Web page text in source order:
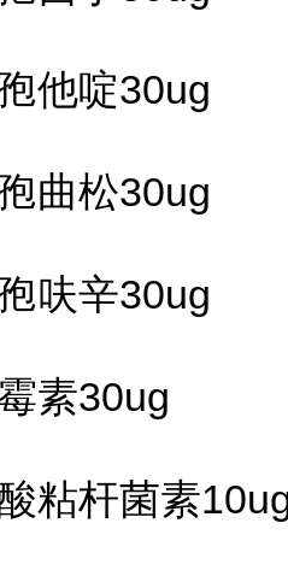
他啶30ug
曲松30ug
呋辛30ug
素30ug
粘杆菌素